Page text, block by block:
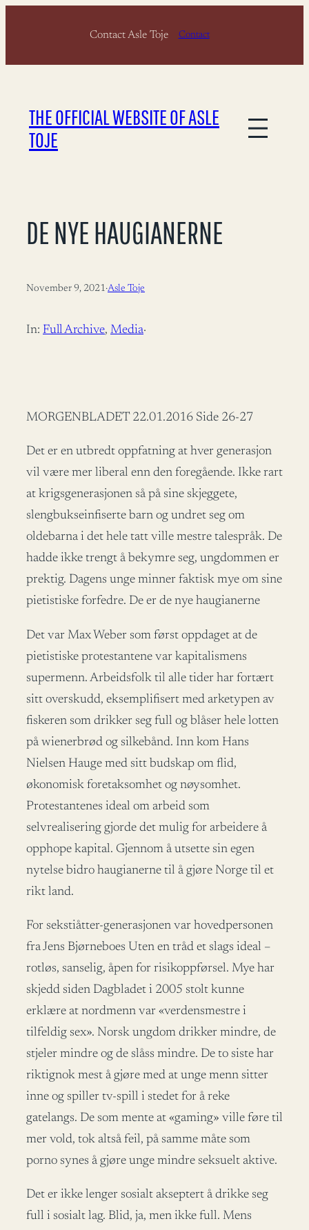
Contact Asle Toje Contact
THE OFFICIAL WEBSITE OF ASLE
TOJE
DE NYE HAUGIANERNE
November 9, 2021·Asle Toje
In: Full Archive, Media·
MORGENBLADET 22.01.2016 Side 26-27
Det er en utbredt oppfatning at hver generasjon
vil være mer liberal enn den foregående. Ikke rart
at krigsgenerasjonen så på sine skjeggete,
slengbukseinfiserte barn og undret seg om
oldebarna i det hele tatt ville mestre talespråk. De
hadde ikke trengt å bekymre seg, ungdommen er
prektig. Dagens unge minner faktisk mye om sine
pietistiske forfedre. De er de nye haugianerne
Det var Max Weber som først oppdaget at de
pietistiske protestantene var kapitalismens
supermenn. Arbeidsfolk til alle tider har fortært
sitt overskudd, eksemplifisert med arketypen av
fiskeren som drikker seg full og blåser hele lotten
på wienerbrød og silkebånd. Inn kom Hans
Nielsen Hauge med sitt budskap om flid,
økonomisk foretaksomhet og nøysomhet.
Protestantenes ideal om arbeid som
selvrealisering gjorde det mulig for arbeidere å
opphope kapital. Gjennom å utsette sin egen
nytelse bidro haugianerne til å gjøre Norge til et
rikt land.
For sekstiåtter-generasjonen var hovedpersonen
fra Jens Bjørneboes Uten en tråd et slags ideal –
rotløs, sanselig, åpen for risikoppførsel. Mye har
skjedd siden Dagbladet i 2005 stolt kunne
erklære at nordmenn var «verdensmestre i
tilfeldig sex». Norsk ungdom drikker mindre, de
stjeler mindre og de slåss mindre. De to siste har
riktignok mest å gjøre med at unge menn sitter
inne og spiller tv-spill i stedet for å reke
gatelangs. De som mente at «gaming» ville føre til
mer vold, tok altså feil, på samme måte som
porno synes å gjøre unge mindre seksuelt aktive.
Det er ikke lenger sosialt akseptert å drikke seg
full i sosialt lag. Blid, ja, men ikke full. Mens